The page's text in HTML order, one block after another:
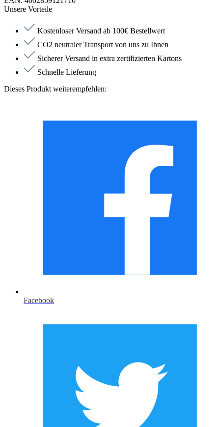
Unsere Vorteile
Kostenloser Versand ab 100€ Bestellwert
CO2 neutraler Transport von uns zu Ihnen
Sicherer Versand in extra zertifizierten Kartons
Schnelle Lieferung
Dieses Produkt weiterempfehlen:
Facebook